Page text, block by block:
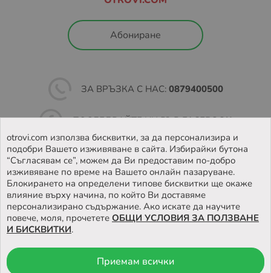
Абониране
ЗА ВРЪЗКА С НАС: 0879400500
ПОСЛЕДВАЙТЕ НИ ВЪВFACEBOOK
НАМЕРЕТЕ НАШИЯТ МАГАЗИН
otrovi.com използва бисквитки, за да персонализира и
подобри Вашето изживяване в сайта. Избирайки бутона
“Съгласявам се”, можем да Ви предоставим по-добро
изживяване по време на Вашето онлайн пазаруване.
Блокирането на определени типове бисквитки ще окаже
влияние върху начина, по който Ви доставяме
персонализирано съдържание. Ако искате да научите
повече, моля, прочетете ОБЩИ УСЛОВИЯ ЗА ПОЛЗВАНЕ
И БИСКВИТКИ.
Приемам всички